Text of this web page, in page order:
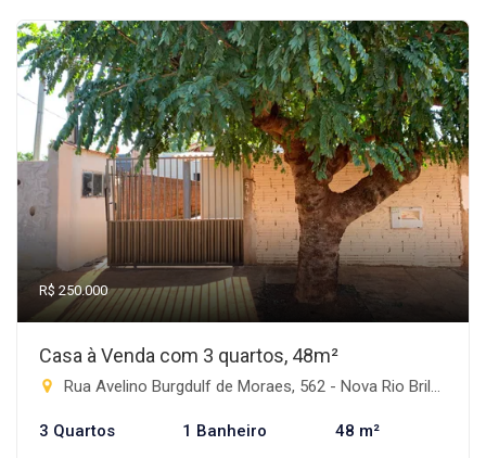
R$ 250.000
Casa à Venda com 3 quartos, 48m²
Rua Avelino Burgdulf de Moraes, 562 - Nova Rio Brilhante, Rio Brilhante-MS
3 Quartos 1 Banheiro 48 m²